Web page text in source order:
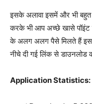
इसके अलावा इसमें और भी बहुत
करके भी आप अच्छे खासे
के अलग अलग पैसे मिलते हैं
नीचे दी गई लिंक से
Application Statistics: